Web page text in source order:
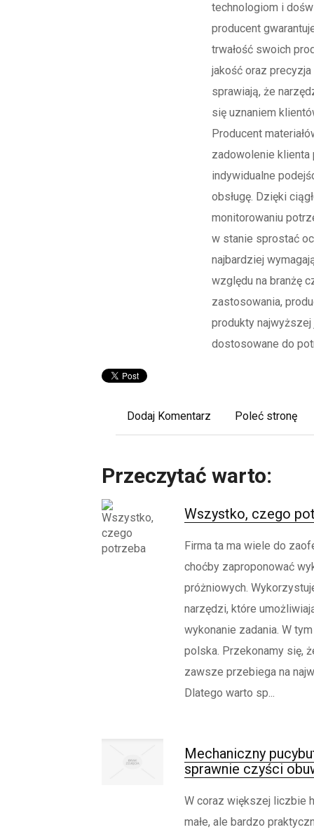
technologiom i
producent
trwałość swoich
jakość oraz precyzja
sprawiają, że
się uznaniem
Producent
zadowolenie klienta
indywidualne
obsługę. Dzięki
monitorowaniu
w stanie sprostać
najbardziej
względu na branżę
zastosowania,
produkty najwyższej
dostosowane do
Dodaj Komentarz Poleć stronę
Przeczytać warto:
Wszystko, czego
Firma ta ma wiele do
choćby zaproponować
próżniowych.
narzędzi, które
wykonanie zadania. W
polska. Przekonamy się,
zawsze przebiega na
Dlatego warto sp...
Mechaniczny
sprawnie czyści
W coraz większej liczbie
małe, ale bardzo